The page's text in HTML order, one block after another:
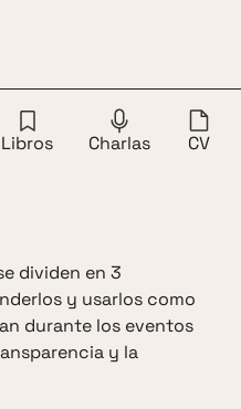
Libros Charlas CV
dividen en 3
y usarlos como
durante los eventos
y la
Roles Eventos